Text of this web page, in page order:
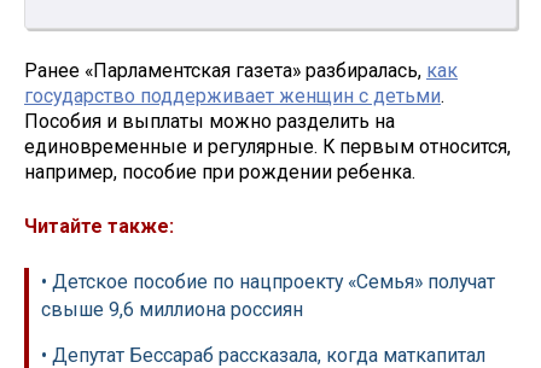
Ранее «Парламентская газета» разбиралась, как
государство поддерживает женщин с детьми.
Пособия и выплаты можно разделить на
единовременные и регулярные. К первым относится,
например, пособие при рождении ребенка.
Читайте также:
• Детское пособие по нацпроекту «Семья» получат
свыше 9,6 миллиона россиян
• Депутат Бессараб рассказала, когда маткапитал